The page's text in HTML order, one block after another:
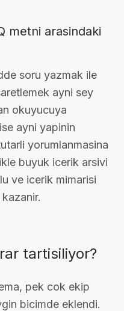
metni arasindaki
soru yazmak ile
ayni sey
okuyucuya
ayni yapinin
yorumlanmasina
buyuk icerik arsivi
ve icerik mimarisi
tartisiliyor?
pek cok ekip
bicimde eklendi.